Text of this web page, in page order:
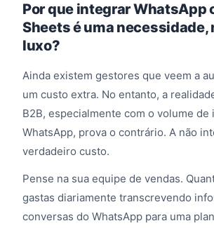
Por que integrar WhatsApp
Sheets é uma necessidade,
luxo?
Ainda existem gestores que veem a
um custo extra. No entanto, a
B2B, especialmente com o volume de
WhatsApp, prova o contrário. A não
verdadeiro custo.
Pense na sua equipe de vendas.
gastas diariamente transcrevendo
conversas do WhatsApp para uma